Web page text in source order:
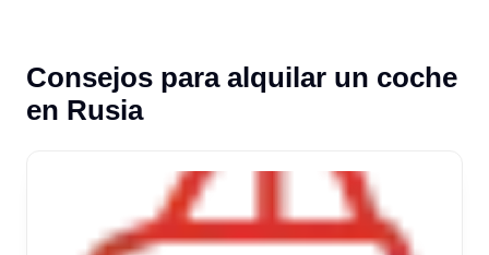
Consejos para alquilar un coche
en Rusia